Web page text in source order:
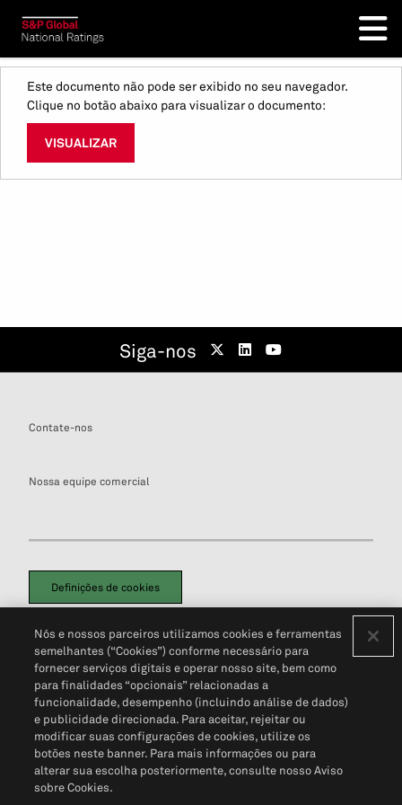
Este documento não pode ser exibido no seu navegador.
Clique no botão abaixo para visualizar o documento:
VISUALIZAR
Siga-nos
Contate-nos
Nossa equipe comercial
Definições de cookies
Política de PrivacidadePortal de privacidade do cliente (em inglês)
Não Venda Minhas Informações Pessoais© 2026 S&P Global
Nós e nossos parceiros utilizamos cookies e ferramentas
semelhantes (“Cookies”) conforme necessário para
fornecer serviços digitais e operar nosso site, bem como
para finalidades “opcionais” relacionadas a
funcionalidade, desempenho (incluindo análise de dados)
e publicidade direcionada. Para aceitar, rejeitar ou
modificar suas configurações de cookies, utilize os
botões neste banner. Para mais informações ou para
alterar sua escolha posteriormente, consulte nosso Aviso
sobre Cookies.